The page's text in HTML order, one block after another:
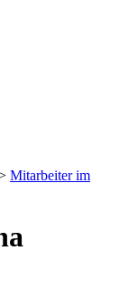
Mitarbeiter im